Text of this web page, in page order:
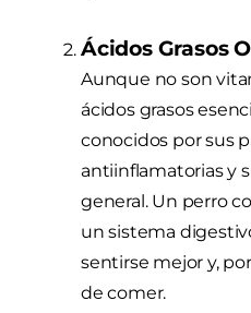
Ácidos Grasos
Aunque no son
ácidos grasos
conocidos por sus
antiinflamatorias y
general. Un perro
un sistema
sentirse mejor y,
de comer.